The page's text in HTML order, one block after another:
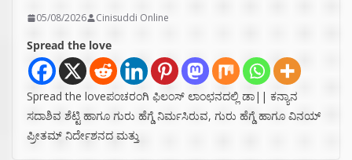
05/08/2026 Cinisuddi Online
Spread the love
Spread the loveಪಂಚರಂಗಿ ಫಿಲಂಸ್ ಲಾಂಛನದಲ್ಲಿ ಡಾ|| ಕನ್ಯಾನ
ಸದಾಶಿವ ಶೆಟ್ಟಿ ಹಾಗೂ ಗುರು ಹೆಗ್ಡೆ ನಿರ್ಮಸಿರುವ, ಗುರು ಹೆಗ್ಡೆ ಹಾಗೂ ವಿನಯ್
ಪ್ರೀತಮ್ ನಿರ್ದೇಶನದ ಮತ್ತು